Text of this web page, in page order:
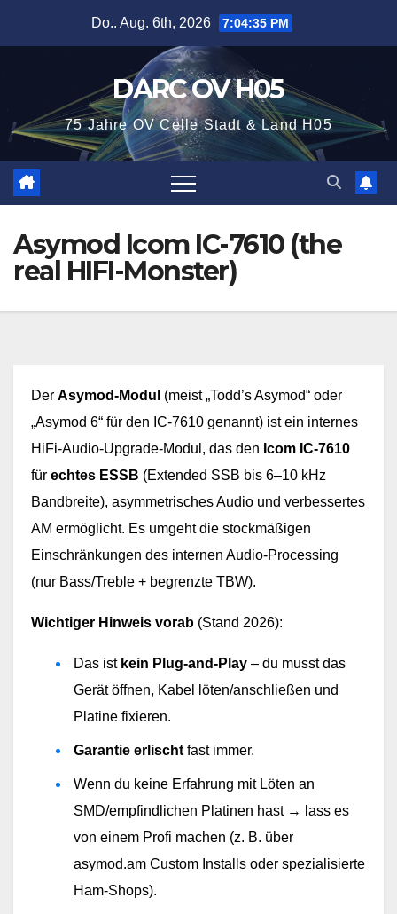
Do.. Aug. 6th, 2026 7:04:36 PM
DARC OV H05
75 Jahre OV Celle Stadt & Land H05
Asymod Icom IC-7610 (the
real HIFI-Monster)
Der Asymod-Modul (meist „Todd’s Asymod“ oder
„Asymod 6“ für den IC-7610 genannt) ist ein internes
HiFi-Audio-Upgrade-Modul, das den Icom IC-7610
für echtes ESSB (Extended SSB bis 6–10 kHz
Bandbreite), asymmetrisches Audio und verbessertes
AM ermöglicht. Es umgeht die stockmäßigen
Einschränkungen des internen Audio-Processing
(nur Bass/Treble + begrenzte TBW).
Wichtiger Hinweis vorab (Stand 2026):
Das ist kein Plug-and-Play – du musst das
Gerät öffnen, Kabel löten/anschließen und
Platine fixieren.
Garantie erlischt fast immer.
Wenn du keine Erfahrung mit Löten an
SMD/empfindlichen Platinen hast → lass es
von einem Profi machen (z. B. über
asymod.am Custom Installs oder spezialisierte
Ham-Shops).